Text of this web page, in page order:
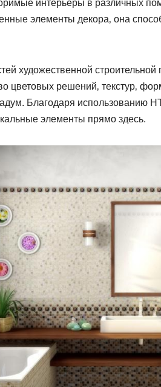
интерьеры в различных
элементы декора‚ она
художественной
цветовых решений‚ текстур‚
Благодаря использованию
элементы прямо здесь.